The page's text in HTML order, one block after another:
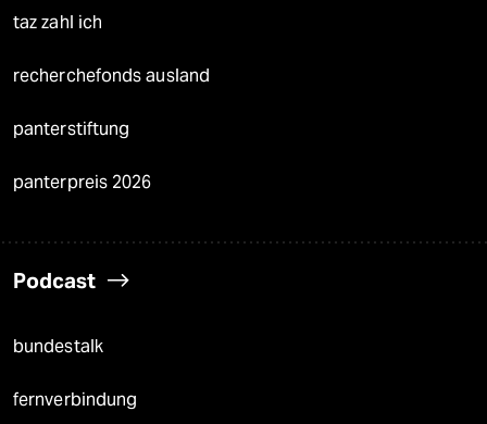
taz zahl ich
recherchefonds ausland
panterstiftung
panterpreis 2026
Podcast
bundestalk
fernverbindung